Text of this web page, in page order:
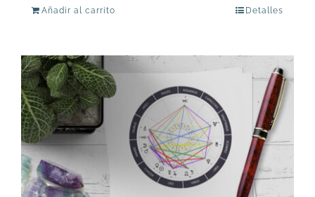
Añadir al carrito Detalles